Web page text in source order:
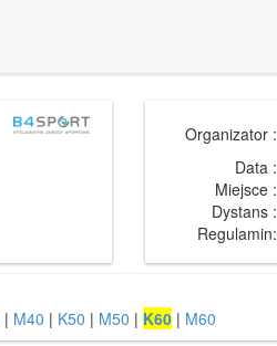
Organizator :
Data :
Miejsce :
Dystans :
Regulamin:
| M40 | K50 | M50 | K60 | M60